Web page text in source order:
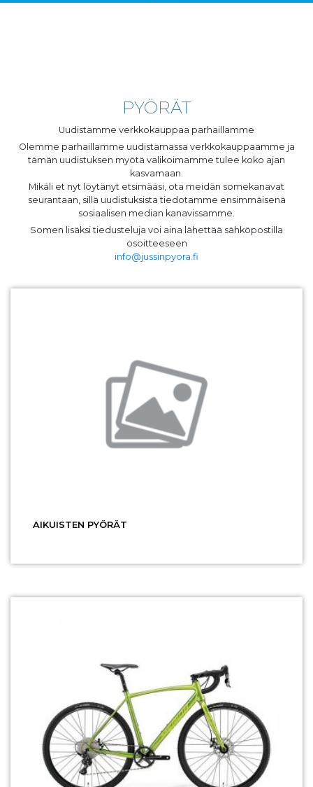
PYÖRÄT
Uudistamme verkkokauppaa parhaillamme
Olemme parhaillamme uudistamassa verkkokauppaamme ja
tämän uudistuksen myötä valikoimamme tulee koko ajan
kasvamaan.
Mikäli et nyt löytänyt etsimääsi, ota meidän somekanavat
seurantaan, sillä uudistuksista tiedotamme ensimmäisenä
sosiaalisen median kanavissamme.
Somen lisäksi tiedusteluja voi aina lähettää sähköpostilla
osoitteeseen
info@jussinpyora.fi
AIKUISTEN PYÖRÄT